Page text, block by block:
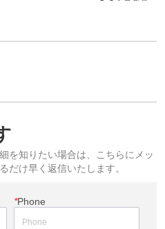
を知りたい場合は、こちらにメッ
だけ早く返信いたします。
*Phone